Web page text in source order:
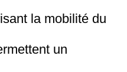
la mobilité du
un